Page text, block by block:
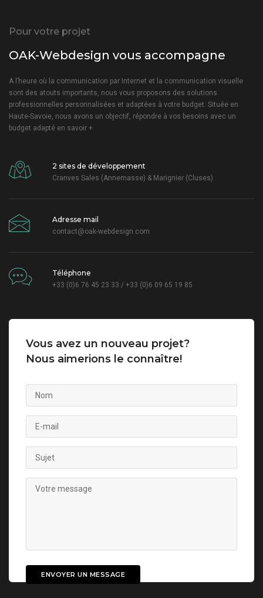
Pour votre projet
OAK-Webdesign vous accompagne
A l’heure où la communication par Internet et la communication visuelle
sont des atouts importants, nous vous proposons des solutions
professionnelles personnalisées et adaptées à votre budget. Située en
Haute-Savoie, nous avons un objectif, répondre à vos besoins avec un
budget adapté en savoir +
2 sites de développement
Cranves Sales (Annemasse) & Marignier (Cluses)
Adresse mail
contact@oak-webdesign.com
Téléphone
+33 (0)6 76 45 23 33 / +33 (0)6 09 65 19 85
Vous avez un nouveau projet?
Nous aimerions le connaître!